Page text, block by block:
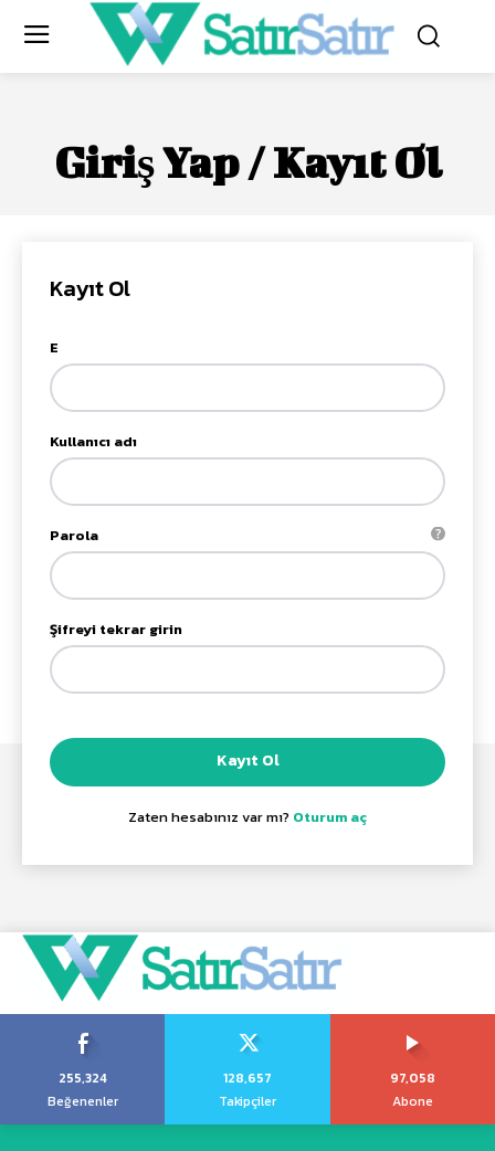
Giriş Yap / Kayıt Ol
Kayıt Ol
E
Kullanıcı adı
Parola
Şifreyi tekrar girin
Kayıt Ol
Zaten hesabınız var mı? Oturum aç
255,324
Beğenenler
128,657
Takipçiler
97,058
Abone